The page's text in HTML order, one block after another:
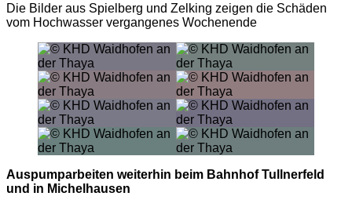
Die Bilder aus Spielberg und Zelking zeigen die Schäden
vom Hochwasser vergangenes Wochenende
Auspumparbeiten weiterhin beim Bahnhof Tullnerfeld
und in Michelhausen